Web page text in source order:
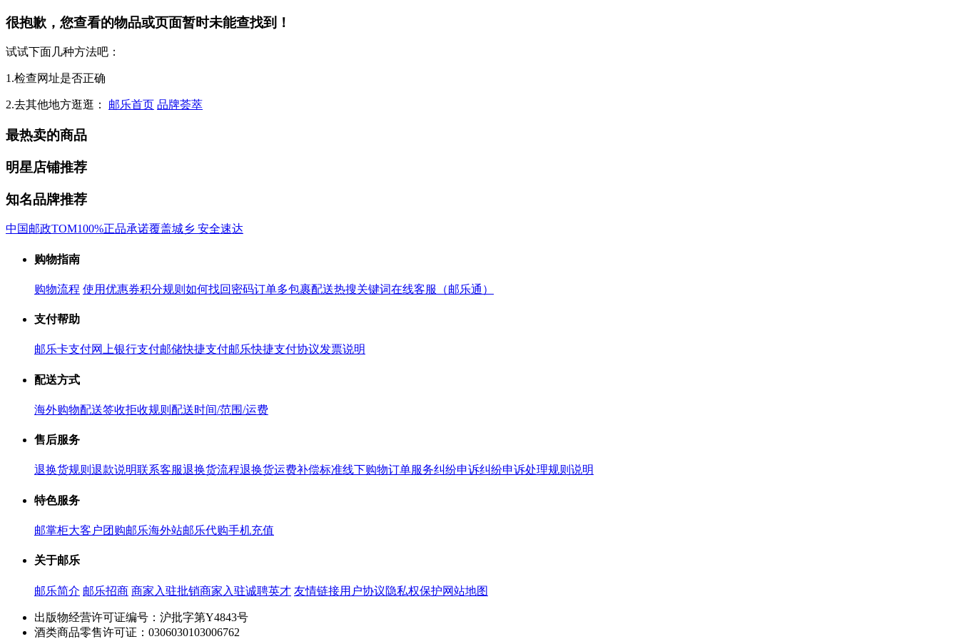
很抱歉，您查看的物品或页面暂时未能查找到！
试试下面几种方法吧：
1.检查网址是否正确
2.去其他地方逛逛： 邮乐首页 品牌荟萃
最热卖的商品
明星店铺推荐
知名品牌推荐
中国邮政TOM100%正品承诺覆盖城乡 安全速达
购物指南
购物流程 使用优惠券积分规则 如何找回密码订单多包裹配送热搜关键词在线客服（邮乐通）
支付帮助
邮乐卡支付网上银行支付邮储快捷支付邮乐快捷支付协议发票说明
配送方式
海外购物配送签收拒收规则 配送时间/范围/运费
售后服务
退换货规则 退款说明联系客服退换货流程退换货运费补偿标准线下购物订单服务纠纷申诉纠纷申诉处理规则说明
特色服务
邮掌柜大客户团购邮乐海外站邮乐代购手机充值
关于邮乐
邮乐简介 邮乐招商 商家入驻批销商家入驻诚聘英才 友情链接用户协议隐私权保护网站地图
出版物经营许可证编号：沪批字第Y4843号
酒类商品零售许可证：0306030103006762